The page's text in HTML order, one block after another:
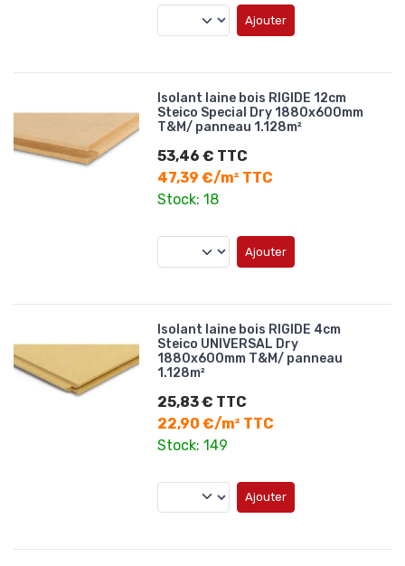
Ajouter
Isolant laine bois RIGIDE 12cm
Steico Special Dry 1880x600mm
T&M/ panneau 1.128m²
53,46 € TTC
47,39 €/m² TTC
Stock: 18
Ajouter
Isolant laine bois RIGIDE 4cm
Steico UNIVERSAL Dry
1880x600mm T&M/ panneau
1.128m²
25,83 € TTC
22,90 €/m² TTC
Stock: 149
Ajouter